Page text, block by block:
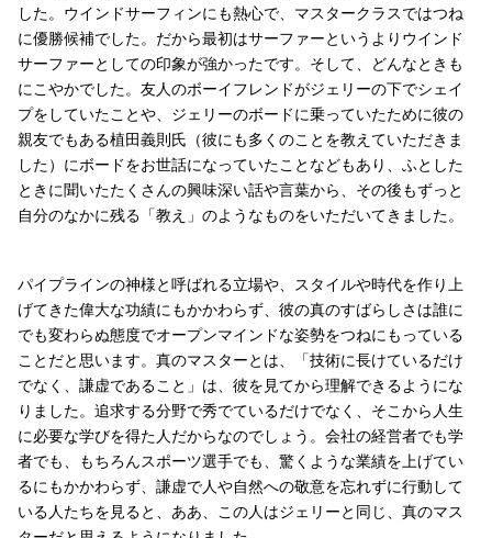
した。ウインドサーフィンにも熱心で、マスタークラスではつね
に優勝候補でした。だから最初はサーファーというよりウインド
サーファーとしての印象が強かったです。そして、どんなときも
にこやかでした。友人のボーイフレンドがジェリーの下でシェイ
プをしていたことや、ジェリーのボードに乗っていたために彼の
親友でもある植田義則氏（彼にも多くのことを教えていただきま
した）にボードをお世話になっていたことなどもあり、ふとした
ときに聞いたたくさんの興味深い話や言葉から、その後もずっと
自分のなかに残る「教え」のようなものをいただいてきました。
パイプラインの神様と呼ばれる立場や、スタイルや時代を作り上
げてきた偉大な功績にもかかわらず、彼の真のすばらしさは誰に
でも変わらぬ態度でオープンマインドな姿勢をつねにもっている
ことだと思います。真のマスターとは、「技術に長けているだけ
でなく、謙虚であること」は、彼を見てから理解できるようにな
りました。追求する分野で秀でているだけでなく、そこから人生
に必要な学びを得た人だからなのでしょう。会社の経営者でも学
者でも、もちろんスポーツ選手でも、驚くような業績を上げてい
るにもかかわらず、謙虚で人や自然への敬意を忘れずに行動して
いる人たちを見ると、ああ、この人はジェリーと同じ、真のマス